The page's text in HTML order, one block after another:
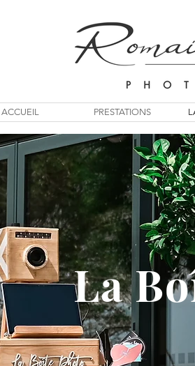
ACCUEIL PRESTATIONS
La